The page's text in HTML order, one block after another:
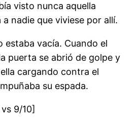
visto nunca aquella
nadie que viviese por allí.
estaba vacía. Cuando el
puerta se abrió de golpe y
cargando contra el
su espada.
9/10]